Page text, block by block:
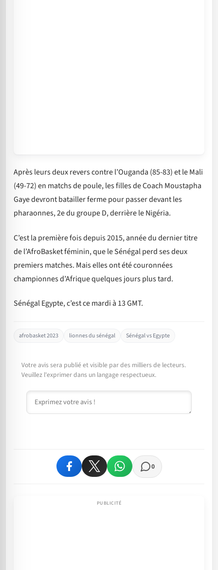
Après leurs deux revers contre l’Ouganda (85-83) et le Mali
(49-72) en matchs de poule, les filles de Coach Moustapha
Gaye devront batailler ferme pour passer devant les
pharaonnes, 2e du groupe D, derrière le Nigéria.
C’est la première fois depuis 2015, année du dernier titre
de l’AfroBasket féminin, que le Sénégal perd ses deux
premiers matches. Mais elles ont été couronnées
championnes d’Afrique quelques jours plus tard.
Sénégal Egypte, c’est ce mardi à 13 GMT.
afrobasket 2023 lionnes du sénégal Sénégal vs Egypte
Votre avis sera publié et visible par des milliers de lecteurs.
Veuillez l'exprimer dans un langage respectueux.
Commentaire
0